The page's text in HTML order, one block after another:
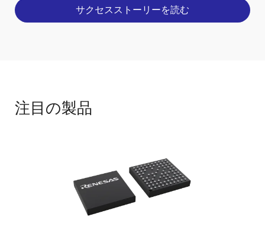
サクセスストーリーを読む
注目の製品